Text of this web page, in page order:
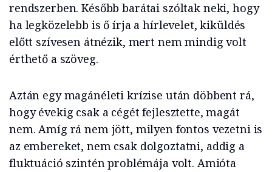
rendszerben. Később barátai szóltak neki, hogy
ha legközelebb is ő írja a hírlevelet, kiküldés
előtt szívesen átnézik, mert nem mindig volt
érthető a szöveg.
Aztán egy magánéleti krízise után döbbent rá,
hogy évekig csak a cégét fejlesztette, magát
nem. Amíg rá nem jött, milyen fontos vezetni is
az embereket, nem csak dolgoztatni, addig a
fluktuáció szintén problémája volt. Amióta